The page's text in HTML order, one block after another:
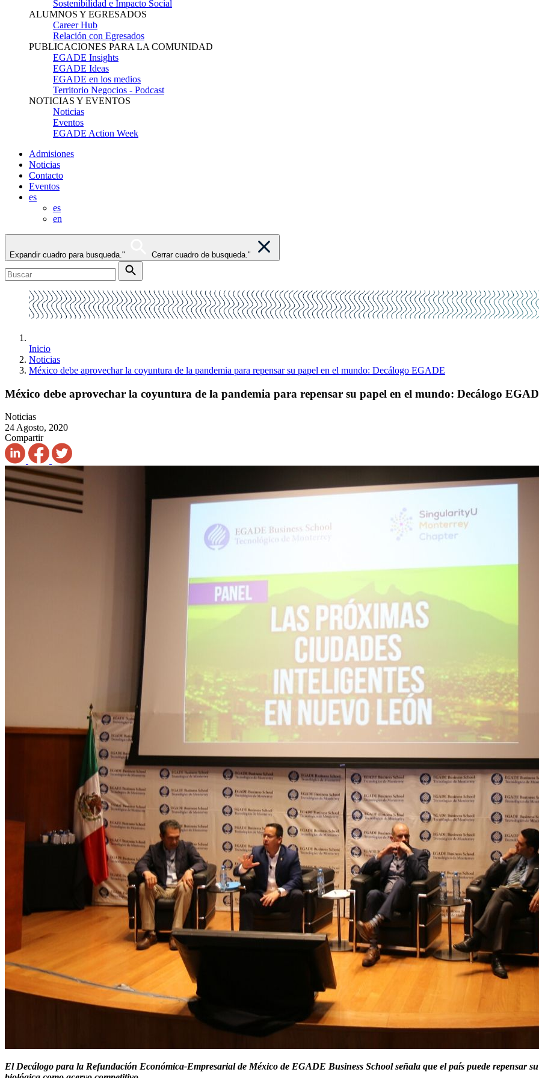
Sostenibilidad e Impacto Social
ALUMNOS Y EGRESADOS
Career Hub
Relación con Egresados
PUBLICACIONES PARA LA COMUNIDAD
EGADE Insights
EGADE Ideas
EGADE en los medios
Territorio Negocios - Podcast
NOTICIAS Y EVENTOS
Noticias
Eventos
EGADE Action Week
Admisiones
Noticias
Contacto
Eventos
es
es
en
Expandir cuadro para busqueda." Cerrar cuadro de busqueda."
Inicio
Noticias
México debe aprovechar la coyuntura de la pandemia para repensar su papel en el mundo: Decálogo EGADE
México debe aprovechar la coyuntura de la pandemia para repensar su papel en el mundo: Decálogo
Noticias
24 Agosto, 2020
Compartir
El Decálogo para la Refundación Económica-Empresarial de México de EGADE Business School señala que el país puede repensar